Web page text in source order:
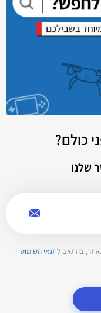
כולם?
שלנו
באתר, בהתאםלתנאי השימוש